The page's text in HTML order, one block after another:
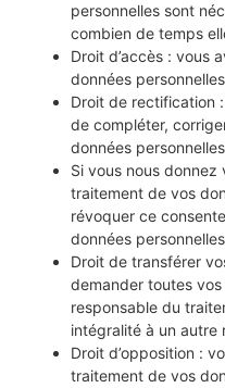
personnelles sont
combien de temps
Droit d’accès : vous
données
Droit de rectification
de compléter,
données
Si vous nous
traitement de vos
révoquer ce
données
Droit de transférer
demander toutes
responsable du
intégralité à un autre
Droit d’opposition :
traitement de vos